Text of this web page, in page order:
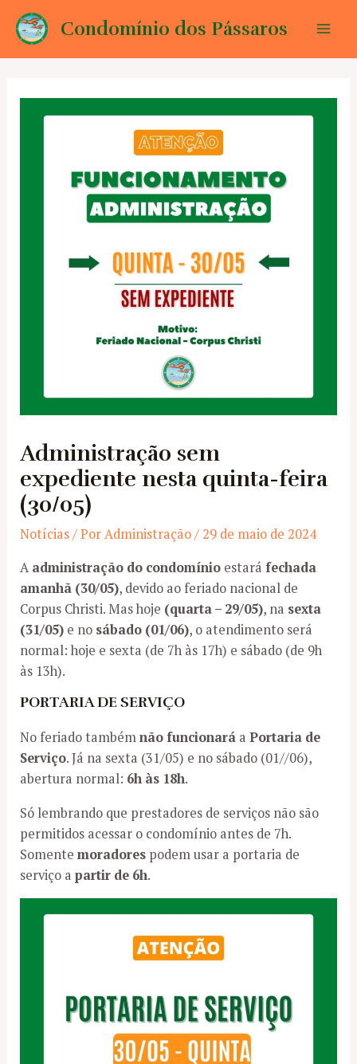
para
Condomínio dos Pássaros
Administração sem
expediente nesta quinta-feira
(30/05)
Notícias/ PorAdministração/ 29 de maio de 2024
A administração do condomínio estaráfechada
amanhã (30/05), devido ao feriado nacional de
Corpus Christi. Mas hoje (quarta – 29/05), na sexta
(31/05) e no sábado (01/06), o atendimento será
normal: hoje e sexta (de 7h às 17h) e sábado (de 9h
às 13h).
PORTARIA DE SERVIÇO
No feriado tambémnão funcionará aPortaria de
Serviço. Já na sexta (31/05) e no sábado (01//06),
abertura normal: 6h às 18h.
Só lembrando que prestadores de serviços não são
permitidos acessar o condomínio antes de 7h.
Somentemoradores podem usar a portaria de
serviço apartir de 6h.